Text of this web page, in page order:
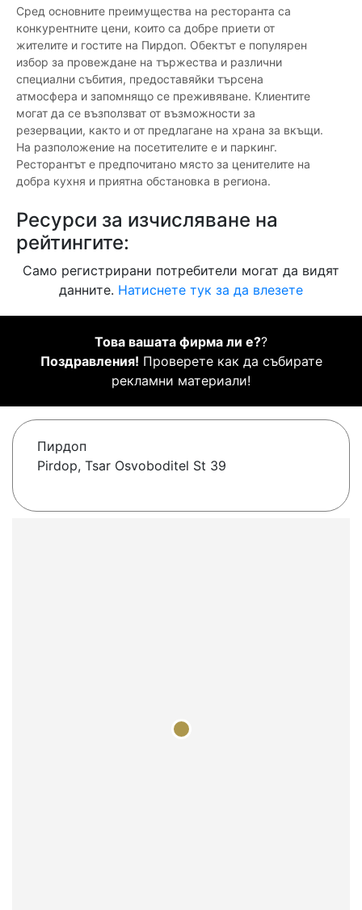
Сред основните преимущества на ресторанта са
конкурентните цени, които са добре приети от
жителите и гостите на Пирдоп. Обектът е популярен
избор за провеждане на тържества и различни
специални събития, предоставяйки търсена
атмосфера и запомнящо се преживяване. Клиентите
могат да се възползват от възможности за
резервации, както и от предлагане на храна за вкъщи.
На разположение на посетителите е и паркинг.
Ресторантът е предпочитано място за ценителите на
добра кухня и приятна обстановка в региона.
Ресурси за изчисляване на
рейтингите:
Само регистрирани потребители могат да видят
данните. Натиснете тук за да влезете
Това вашата фирма ли е??
Поздравления! Проверете как да събирате
рекламни материали!
Пирдоп
Pirdop, Tsar Osvoboditel St 39